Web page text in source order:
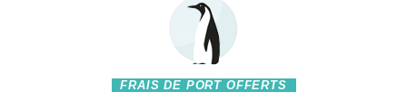
FRAIS DE PORT OFFERTS